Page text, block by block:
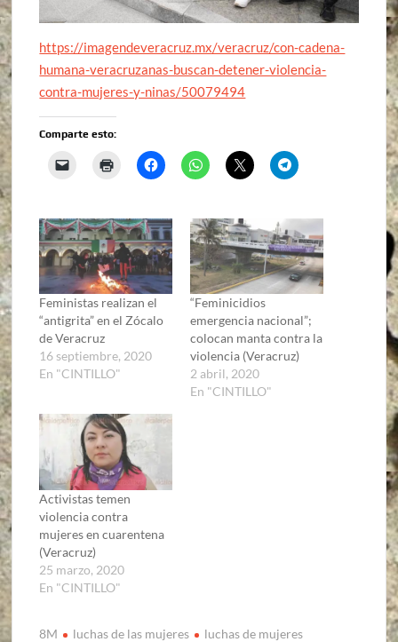
https://imagendeveracruz.mx/veracruz/con-cadena-
humana-veracruzanas-buscan-detener-violencia-
contra-mujeres-y-ninas/50079494
Comparte esto:
Feministas realizan el
“antigrita” en el Zócalo
de Veracruz
16 septiembre, 2020
En "CINTILLO"
“Feminicidios
emergencia nacional”;
colocan manta contra la
violencia (Veracruz)
2 abril, 2020
En "CINTILLO"
Activistas temen
violencia contra
mujeres en cuarentena
(Veracruz)
25 marzo, 2020
En "CINTILLO"
8M luchas de las mujeres luchas de mujeres